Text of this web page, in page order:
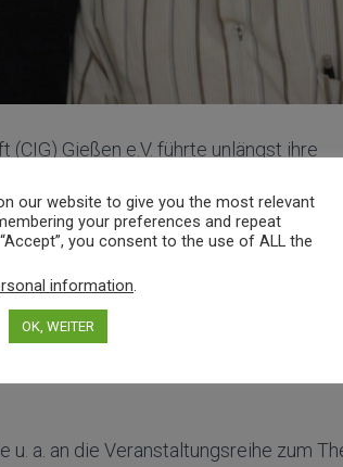
Gießen e.V. führte unlängst ihre
Rahmen standen turnusgemäß die
zwei gleichberechtigte Vorsitzende
wurde Pfarrer Bernd Apel (im Bild
(im Bild rechts) bestätigt. Weitere
en-Nosse
(Beisitzer), Ursula Schöberl
a. an die Veranstaltungsreihe zum
our website to give you the most relevant
your preferences and repeat
you consent to the use of ALL the
information
OK, WEITER